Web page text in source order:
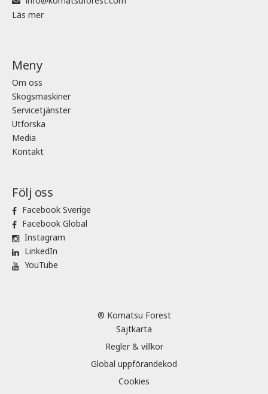
Läs mer
Meny
Om oss
Skogsmaskiner
Servicetjänster
Utforska
Media
Kontakt
Följ oss
Facebook Sverige
Facebook Global
Instagram
LinkedIn
YouTube
® Komatsu Forest
Sajtkarta
Regler & villkor
Global uppförandekod
Cookies